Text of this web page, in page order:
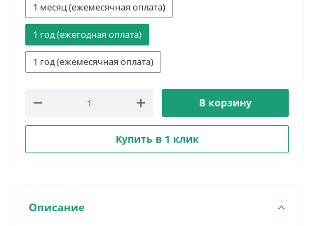
1 месяц (ежемесячная оплата)
1 год (ежегодная оплата)
1 год (ежемесячная оплата)
В корзину
Купить в 1 клик
Описание